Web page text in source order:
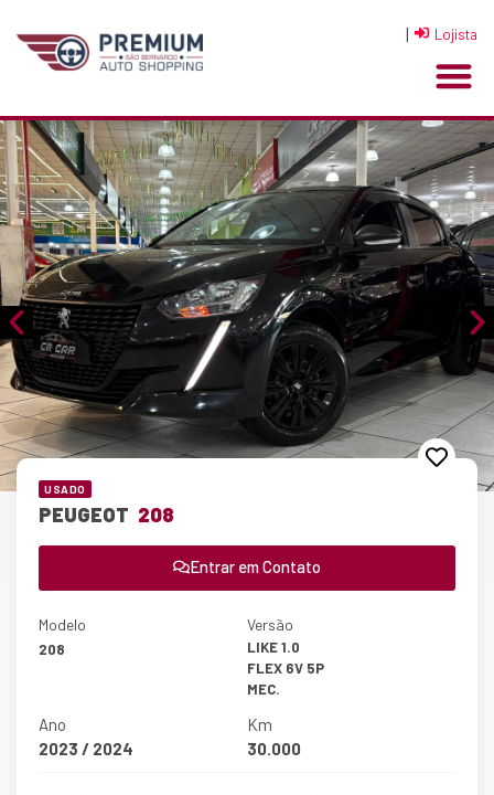
| Lojista
USADO
PEUGEOT 208
Entrar em Contato
Modelo
208
Versão
LIKE 1.0
FLEX 6V 5P
MEC.
Ano
2023 / 2024
Km
30.000